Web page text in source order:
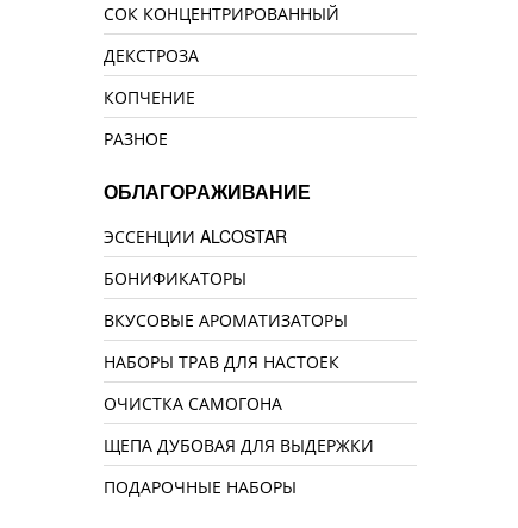
СОК КОНЦЕНТРИРОВАННЫЙ
ДЕКСТРОЗА
КОПЧЕНИЕ
РАЗНОЕ
ОБЛАГОРАЖИВАНИЕ
ЭССЕНЦИИ ALCOSTAR
БОНИФИКАТОРЫ
ВКУСОВЫЕ АРОМАТИЗАТОРЫ
НАБОРЫ ТРАВ ДЛЯ НАСТОЕК
ОЧИСТКА САМОГОНА
ЩЕПА ДУБОВАЯ ДЛЯ ВЫДЕРЖКИ
ПОДАРОЧНЫЕ НАБОРЫ